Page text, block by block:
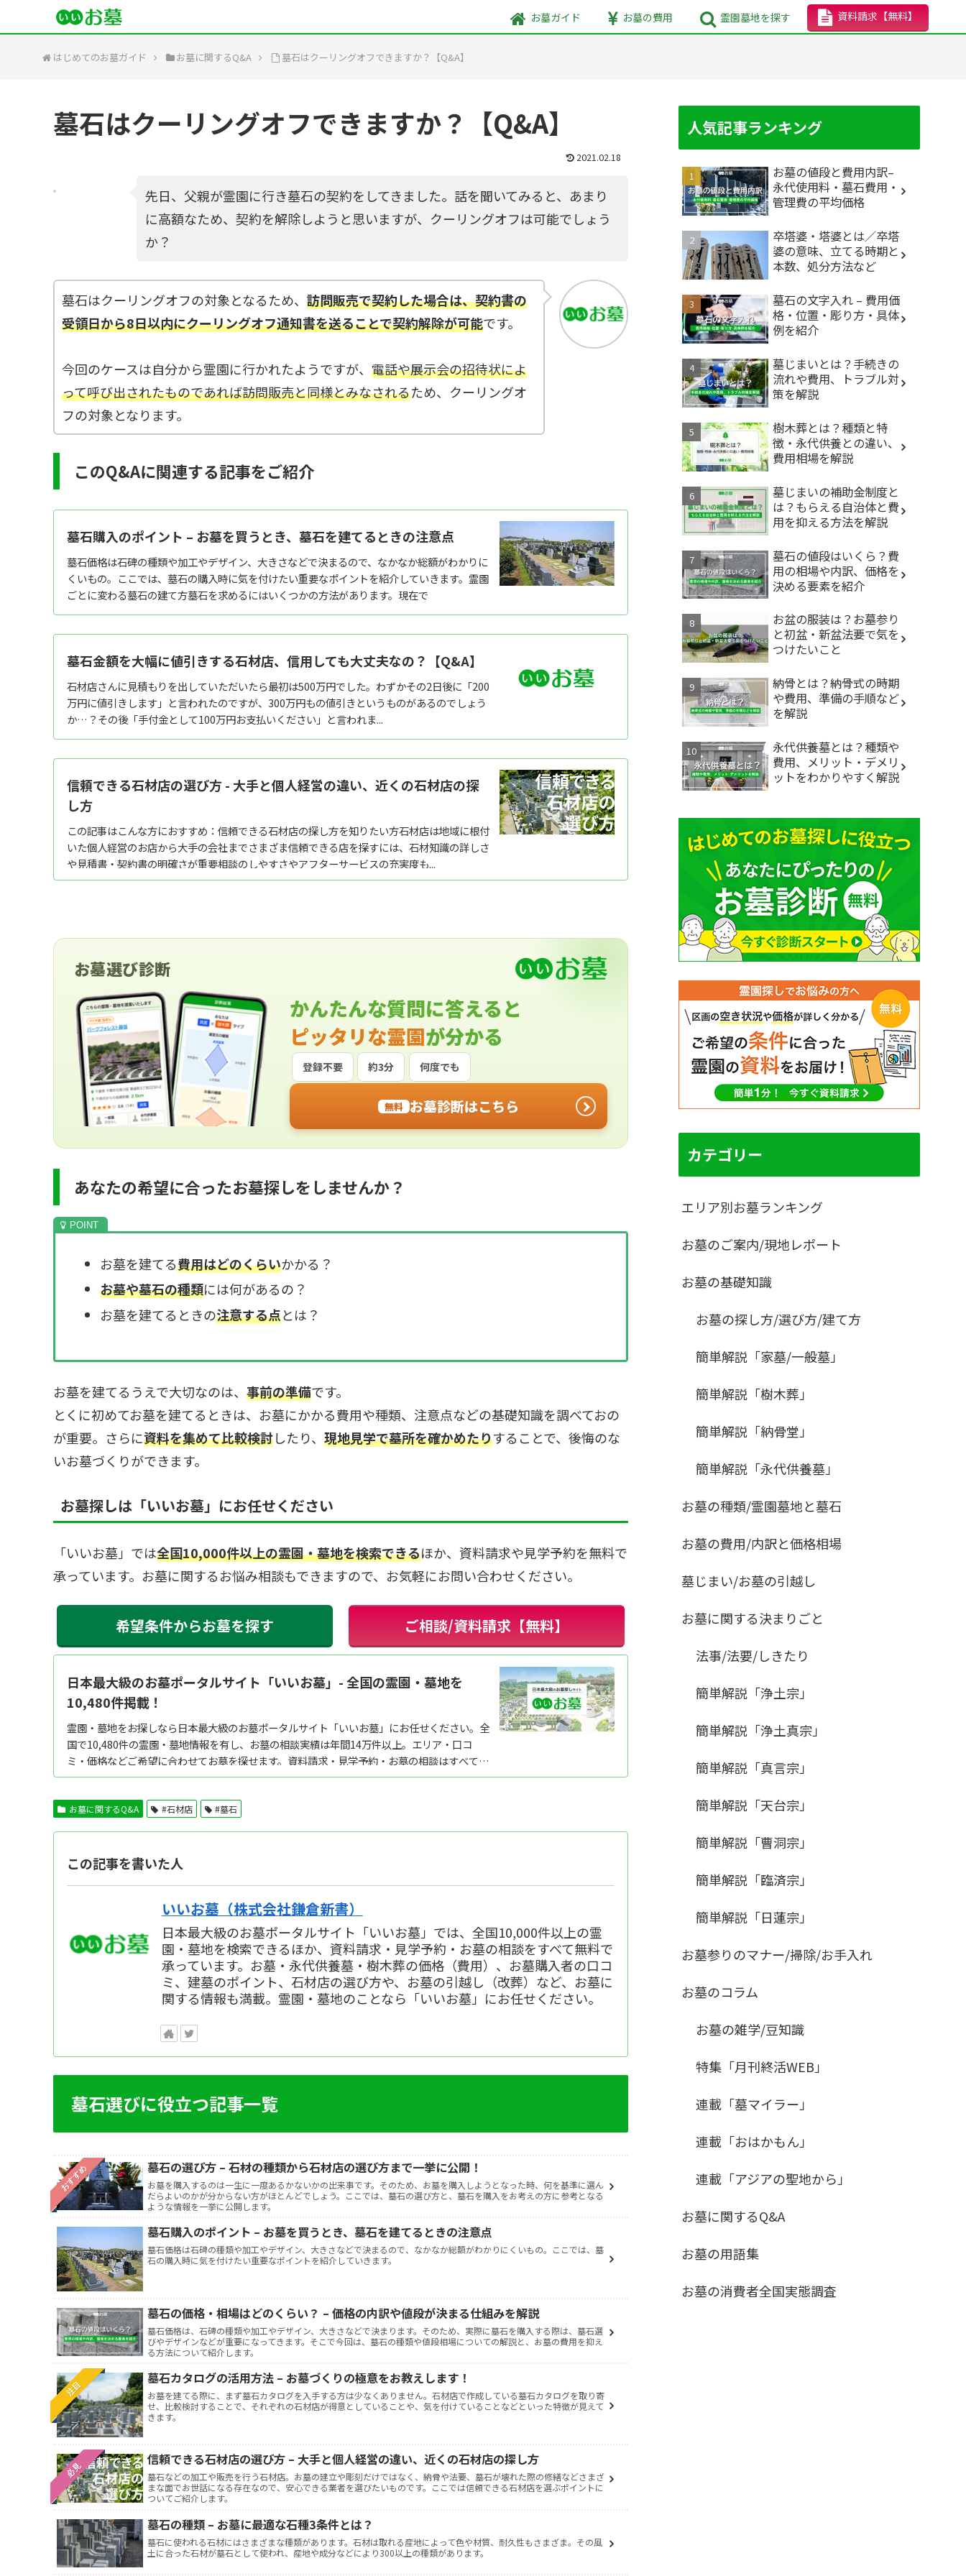
お墓ガイド お墓の費用 霊園墓地を探す 資料請求 【無料】
はじめてのお墓ガイド お墓に関するQ&A 墓石はクーリングオフできますか？【Q&A】
墓石はクーリングオフできますか？【Q&A】
2021.02.18
先日、父親が霊園に行き墓石の契約をしてきました。話を聞いてみると、あまり
に高額なため、契約を解除しようと思いますが、クーリングオフは可能でしょう
か？
墓石はクーリングオフの対象となるため、 訪問販売で契約した場合は、契約書の
受領日から8日以内にクーリングオフ通知書を送ることで契約解除が可能です。
今回のケースは自分から霊園に行かれたようですが、 電話や展示会の招待状によ
って呼び出されたものであれば訪問販売と同様とみなされるため、クーリングオ
フの対象となります。
このQ&Aに関連する記事をご紹介
墓石購入のポイント – お墓を買うとき、墓石を建てるときの注意点
墓石価格は石碑の種類や加工やデザイン、大きさなどで決まるので、なかなか総額がわかりに
くいもの。ここでは、墓石の購入時に気を付けたい重要なポイントを紹介していきます。霊園
ごとに変わる墓石の建て方墓石を求めるにはいくつかの方法があります。現在で
墓石金額を大幅に値引きする石材店、信用しても大丈夫なの？【Q&A】
石材店さんに見積もりを出していただいたら最初は500万円でした。わずかその2日後に「200
万円に値引きします」と言われたのですが、300万円もの値引きというものがあるのでしょう
か…？その後「手付金として100万円お支払いください」と言われま...
信頼できる石材店の選び方 - 大手と個人経営の違い、近くの石材店の探
し方
この記事はこんな方におすすめ：信頼できる石材店の探し方を知りたい方石材店は地域に根付
いた個人経営のお店から大手の会社までさまざま信頼できる店を探すには、石材知識の詳しさ
や見積書・契約書の明確さが重要相談のしやすさやアフターサービスの充実度も...
お墓選び診断
かんたんな質問に答えると
ピッタリな霊園が分かる
登録不要 約3分 何度でも
無料 お墓診断はこちら
あなたの希望に合ったお墓探しをしませんか？
お墓を建てる費用はどのくらいかかる？
お墓や墓石の種類には何があるの？
お墓を建てるときの注意する点とは？
お墓を建てるうえで大切なのは、 事前の準備です。
とくに初めてお墓を建てるときは、お墓にかかる費用や種類、注意点などの基礎知識を調べておの
が重要。さらに資料を集めて比較検討したり、 現地見学で墓所を確かめたりすることで、後悔のな
いお墓づくりができます。
お墓探しは「いいお墓」にお任せください
「いいお墓」では全国10,000件以上の霊園・墓地を検索できるほか、資料請求や見学予約を無料で
承っています。お墓に関するお悩み相談もできますので、お気軽にお問い合わせください。
希望条件からお墓を探す ご相談/資料請求【無料】
日本最大級のお墓ポータルサイト「いいお墓」- 全国の霊園・墓地を
10,480件掲載！
霊園・墓地をお探しなら日本最大級のお墓ポータルサイト「いいお墓」にお任せください。全
国で10,480件の霊園・墓地情報を有し、お墓の相談実績は年間14万件以上。エリア・口コ
ミ・価格などご希望に合わせてお墓を探せます。資料請求・見学予約・お墓の相談はすべて無
料。墓石建立から永代供養墓・樹木葬・納骨堂など区画タイプ別の費用...
お墓に関するQ&A #石材店 #墓石
この記事を書いた人
いいお墓（株式会社鎌倉新書）
日本最大級のお墓ポータルサイト「いいお墓」では、全国10,000件以上の霊
園・墓地を検索できるほか、資料請求・見学予約・お墓の相談をすべて無料で
承っています。お墓・永代供養墓・樹木葬の価格（費用）、お墓購入者の口コ
ミ、建墓のポイント、石材店の選び方や、お墓の引越し（改葬）など、お墓に
関する情報も満載。霊園・墓地のことなら「いいお墓」にお任せください。
墓石選びに役立つ記事一覧
おすすめ 墓石の選び方 – 石材の種類から石材店の選び方まで一挙に公開！
お墓を購入するのは一生に一度あるかないかの出来事です。そのため、お墓を購入しようとなった時、何を基準に選ん
だらよいのかが分からない方がほとんどでしょう。ここでは、墓石の選び方と、墓石を購入をお考えの方に参考となる
ような情報を一挙に公開します。
墓石購入のポイント – お墓を買うとき、墓石を建てるときの注意点
墓石価格は石碑の種類や加工やデザイン、大きさなどで決まるので、なかなか総額がわかりにくいもの。ここでは、墓
石の購入時に気を付けたい重要なポイントを紹介していきます。
墓石の価格・相場はどのくらい？ – 価格の内訳や値段が決まる仕組みを解説
墓石価格は、石碑の種類や加工やデザイン、大きさなどで決まります。そのため、実際に墓石を購入する際は、墓石選
びやデザインなどが重要になってきます。そこで今回は、墓石の種類や値段相場についての解説と、お墓の費用を抑え
る方法について紹介します。
注目
墓石カタログの活用方法 – お墓づくりの極意をお教えします！
お墓を建てる際に、まず墓石カタログを入手する方は少なくありません。石材店で作成している墓石カタログを取り寄
せ、比較検討することで、それぞれの石材店が得意としていることや、気を付けていることなどといった特徴が見えて
きます。
必見
信頼できる石材店の選び方 – 大手と個人経営の違い、近くの石材店の探し方
墓石などの加工や販売を行う石材店。お墓の建立や彫刻だけではなく、納骨や法要、墓石が壊れた際の修繕などさまざ
まな面でお世話になる存在なので、安心できる業者を選びたいものです。ここでは信頼できる石材店を選ぶポイントに
ついてご紹介します。
墓石の種類 – お墓に最適な石種3条件とは？
墓石に使われる石材にはさまざまな種類があります。石材は取れる産地によって色や材質、耐久性もさまざま。その風
土に合った石材が墓石として使われ、産地や成分などにより300以上の種類があります。
人気記事ランキング
お墓の値段と費用内訳–
永代使用料・墓石費用・
管理費の平均価格
卒塔婆・塔婆とは／卒塔
婆の意味、立てる時期と
本数、処分方法など
墓石の文字入れ – 費用価
格・位置・彫り方・具体
例を紹介
墓じまいとは？手続きの
流れや費用、トラブル対
策を解説
樹木葬とは？種類と特
徴・永代供養との違い、
費用相場を解説
墓じまいの補助金制度と
は？もらえる自治体と費
用を抑える方法を解説
墓石の値段はいくら？費
用の相場や内訳、価格を
決める要素を紹介
お盆の服装は？お墓参り
と初盆・新盆法要で気を
つけたいこと
納骨とは？納骨式の時期
や費用、準備の手順など
を解説
永代供養墓とは？種類や
費用、メリット・デメリ
ットをわかりやすく解説
カテゴリー
エリア別お墓ランキング
お墓のご案内/現地レポート
お墓の基礎知識
お墓の探し方/選び方/建て方
簡単解説「家墓/一般墓」
簡単解説「樹木葬」
簡単解説「納骨堂」
簡単解説「永代供養墓」
お墓の種類/霊園墓地と墓石
お墓の費用/内訳と価格相場
墓じまい/お墓の引越し
お墓に関する決まりごと
法事/法要/しきたり
簡単解説「浄土宗」
簡単解説「浄土真宗」
簡単解説「真言宗」
簡単解説「天台宗」
簡単解説「曹洞宗」
簡単解説「臨済宗」
簡単解説「日蓮宗」
お墓参りのマナー/掃除/お手入れ
お墓のコラム
お墓の雑学/豆知識
特集「月刊終活WEB」
連載「墓マイラー」
連載「おはかもん」
連載「アジアの聖地から」
お墓に関するQ&A
お墓の用語集
お墓の消費者全国実態調査